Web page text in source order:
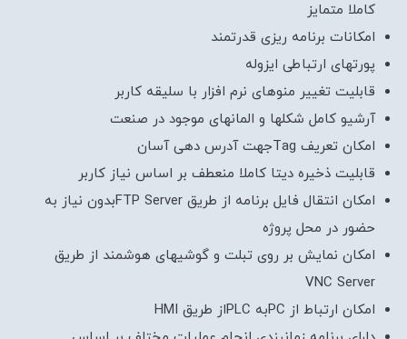
کاملا متمایز
امکانات برنامه ریزی قدرتمند
پورتهای ارتباطی ایزوله
قابلیت تغییر منوهای نرم افزار با سلیقه کاربر
آرشیو کامل شکلها و المانهای موجود در صنعت
امکان تعریف Tagجهت آدرس دهی آسان
قابلیت ذخیره دیتا کاملا منعطف بر اساس نیاز کاربر
امکان انتقال فایل برنامه از طریق FTP Serverبدون نیاز به
حضور در محل پروژه
امکان نمایش بر روی تبلت و گوشیهای هوشمند از طریق
VNC Server
امکان ارتباط از PCبه PLCاز طریق HMI